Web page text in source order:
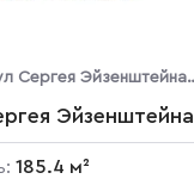
Сергея Эйзенштейна,
Эйзенштейна
185.4 м²